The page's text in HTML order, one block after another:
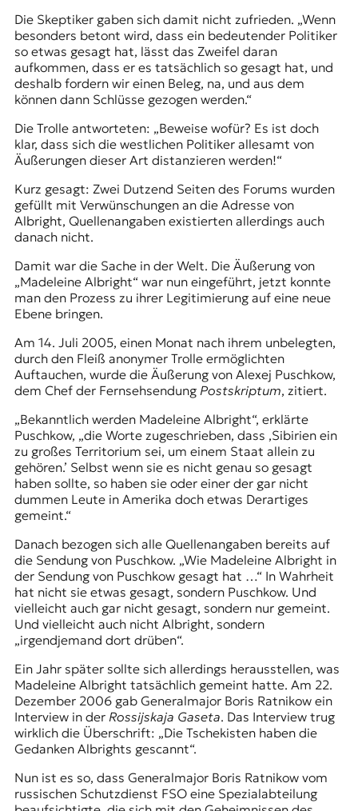
u
O
s
t
e
u
o
p
a
Die Skeptiker gaben sich damit nicht zufrieden. „Wenn
besonders betont wird, dass ein bedeutender Politiker
so etwas gesagt hat, lässt das Zweifel daran
aufkommen, dass er es tatsächlich so gesagt hat, und
deshalb fordern wir einen Beleg, na, und aus dem
können dann Schlüsse gezogen werden.“
Die Trolle antworteten: „Beweise wofür? Es ist doch
klar, dass sich die westlichen Politiker allesamt von
Äußerungen dieser Art distanzieren werden!“
Kurz gesagt: Zwei Dutzend Seiten des Forums wurden
gefüllt mit Verwünschungen an die Adresse von
Albright, Quellenangaben existierten allerdings auch
danach nicht.
Damit war die Sache in der Welt. Die Äußerung von
„Madeleine Albright“ war nun eingeführt, jetzt konnte
man den Prozess zu ihrer Legitimierung auf eine neue
Ebene bringen.
Am 14. Juli 2005, einen Monat nach ihrem unbelegten,
durch den Fleiß anonymer Trolle ermöglichten
Auftauchen, wurde die Äußerung von Alexej Puschkow,
dem Chef der Fernsehsendung Postskriptum, zitiert.
„Bekanntlich werden Madeleine Albright“, erklärte
Puschkow, „die Worte zugeschrieben, dass ‚Sibirien ein
zu großes Territorium sei, um einem Staat allein zu
gehören.’ Selbst wenn sie es nicht genau so gesagt
haben sollte, so haben sie oder einer der gar nicht
dummen Leute in Amerika doch etwas Derartiges
gemeint.“
Danach bezogen sich alle Quellenangaben bereits auf
die Sendung von Puschkow. „Wie Madeleine Albright in
der Sendung von Puschkow gesagt hat …“ In Wahrheit
hat nicht sie etwas gesagt, sondern Puschkow. Und
vielleicht auch gar nicht gesagt, sondern nur gemeint.
Und vielleicht auch nicht Albright, sondern
„irgendjemand dort drüben“.
Ein Jahr später sollte sich allerdings herausstellen, was
Madeleine Albright tatsächlich gemeint hatte. Am 22.
Dezember 2006 gab Generalmajor Boris Ratnikow ein
Interview in der Rossijskaja Gaseta. Das Interview trug
wirklich die Überschrift: „Die Tschekisten haben die
Gedanken Albrights gescannt“.
Nun ist es so, dass Generalmajor Boris Ratnikow vom
russischen Schutzdienst FSO eine Spezialabteilung